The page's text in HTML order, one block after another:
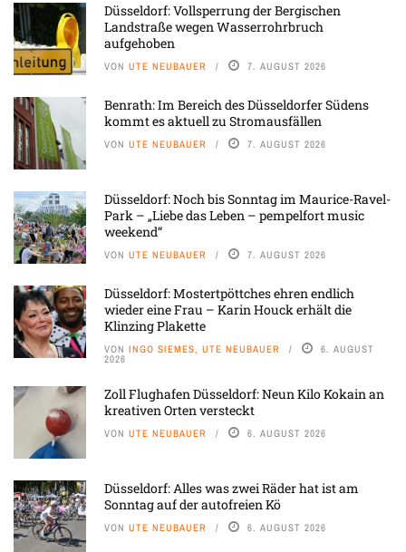
Düsseldorf: Vollsperrung der Bergischen
Landstraße wegen Wasserrohrbruch
aufgehoben
VON UTE NEUBAUER 7. AUGUST 2026
Benrath: Im Bereich des Düsseldorfer Südens
kommt es aktuell zu Stromausfällen
VON UTE NEUBAUER 7. AUGUST 2026
Düsseldorf: Noch bis Sonntag im Maurice-Ravel-
Park – „Liebe das Leben – pempelfort music
weekend“
VON UTE NEUBAUER 7. AUGUST 2026
Düsseldorf: Mostertpöttches ehren endlich
wieder eine Frau – Karin Houck erhält die
Klinzing Plakette
VON INGO SIEMES, UTE NEUBAUER 6. AUGUST
2026
Zoll Flughafen Düsseldorf: Neun Kilo Kokain an
kreativen Orten versteckt
VON UTE NEUBAUER 6. AUGUST 2026
Düsseldorf: Alles was zwei Räder hat ist am
Sonntag auf der autofreien Kö
VON UTE NEUBAUER 6. AUGUST 2026